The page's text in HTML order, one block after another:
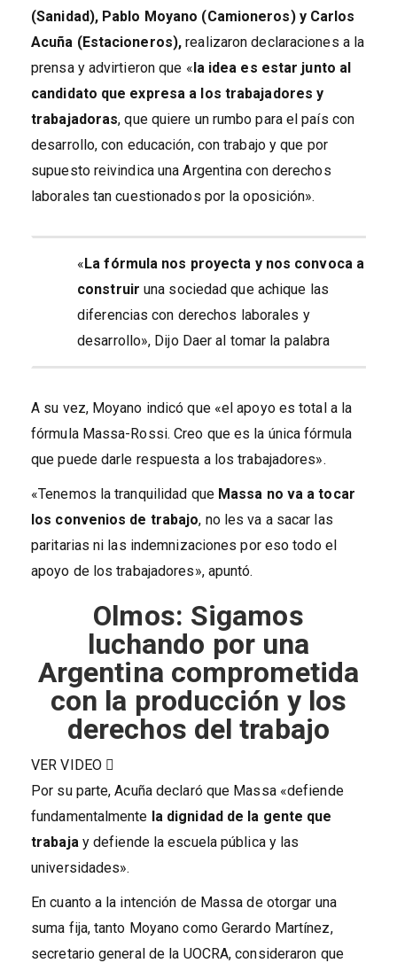
(Sanidad), Pablo Moyano (Camioneros) y Carlos
Acuña (Estacioneros), realizaron declaraciones a la
prensa y advirtieron que «la idea es estar junto al
candidato que expresa a los trabajadores y
trabajadoras, que quiere un rumbo para el país con
desarrollo, con educación, con trabajo y que por
supuesto reivindica una Argentina con derechos
laborales tan cuestionados por la oposición».
«La fórmula nos proyecta y nos convoca a
construir una sociedad que achique las
diferencias con derechos laborales y
desarrollo», Dijo Daer al tomar la palabra
A su vez, Moyano indicó que «el apoyo es total a la
fórmula Massa-Rossi. Creo que es la única fórmula
que puede darle respuesta a los trabajadores».
«Tenemos la tranquilidad que Massa no va a tocar
los convenios de trabajo, no les va a sacar las
paritarias ni las indemnizaciones por eso todo el
apoyo de los trabajadores», apuntó.
Olmos: Sigamos
luchando por una
Argentina comprometida
con la producción y los
derechos del trabajo
VER VIDEO
Por su parte, Acuña declaró que Massa «defiende
fundamentalmente la dignidad de la gente que
trabajay defiende la escuela pública y las
universidades».
En cuanto a la intención de Massa de otorgar una
suma fija, tanto Moyano como Gerardo Martínez,
secretario general de la UOCRA, consideraron que